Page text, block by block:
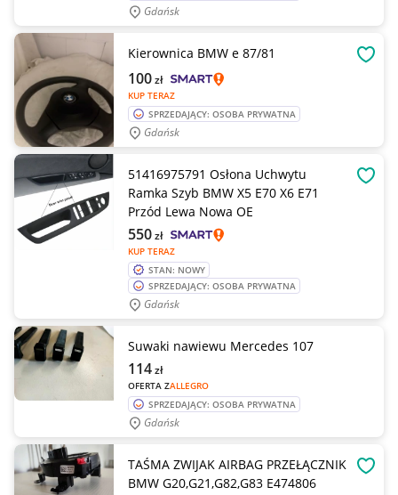
Gdańsk
Kierownica BMW e 87/81
KUP TERAZ
100zł
SPRZEDAJĄCY: OSOBA PRYWATNA
Gdańsk
51416975791 Osłona Uchwytu
Ramka Szyb BMW X5 E70 X6 E71
Przód Lewa Nowa OE
KUP TERAZ
550zł
STAN: NOWY
SPRZEDAJĄCY: OSOBA PRYWATNA
Gdańsk
Suwaki nawiewu Mercedes 107
OFERTA ZALLEGRO
114zł
SPRZEDAJĄCY: OSOBA PRYWATNA
Gdańsk
TAŚMA ZWIJAK AIRBAG PRZEŁĄCZNIK
BMW G20,G21,G82,G83 E474806